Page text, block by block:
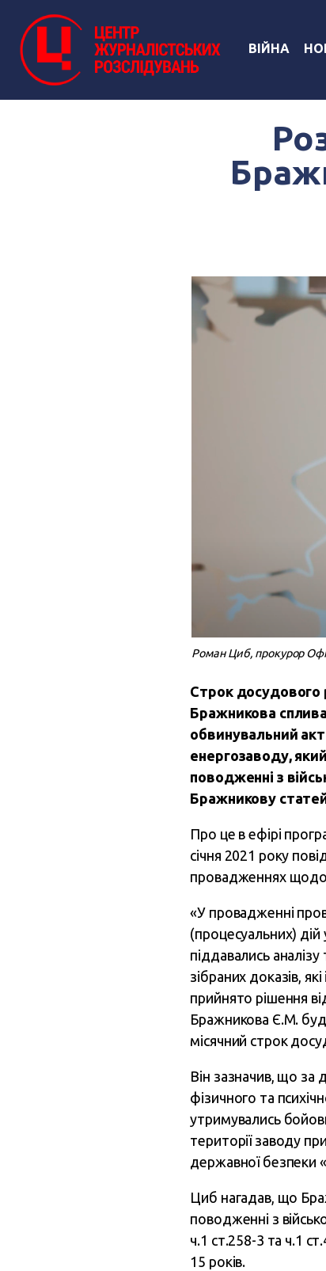
ВІЙНА
Роман Циб, прокурор
Строк досудового
Бражникова
обвинувальний
енергозаводу,
поводженні з
Бражникову статей
Про це в ефірі
січня 2021 року
провадженнях щодо
«У провадженні
(процесуальних)
піддавались
зібраних доказів,
прийнято рішення
Бражникова Є.М.
місячний строк
Він зазначив, що за
фізичного та
утримувались
території заводу
державної безпеки
Циб нагадав, що
поводженні з
ч.1 ст.258-3 та ч.1
15 років.